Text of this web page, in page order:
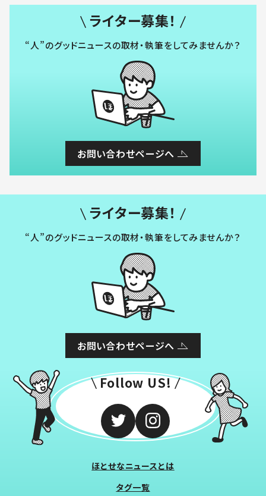
ライター募集！
“人”のグッドニュースの取材・執筆をしてみませんか？
お問い合わせページへ
ライター募集！
“人”のグッドニュースの取材・執筆をしてみませんか？
お問い合わせページへ
Follow US!
ほとせなニュースとは
タグ一覧